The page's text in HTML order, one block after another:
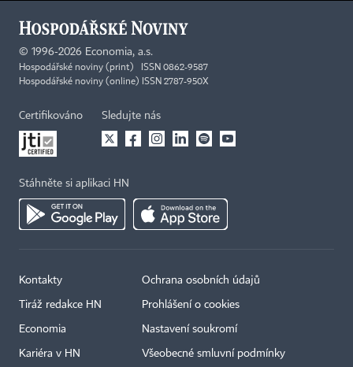
© 1996-2026 Economia, a.s.
Hospodářské noviny (print) ISSN 0862-9587
Hospodářské noviny (online) ISSN 2787-950X
Certifikováno Sledujte nás
Stáhněte si aplikaci HN
Kontakty
Tiráž redakce HN
Economia
Kariéra v HN
Ochrana osobních údajů
Prohlášení o cookies
Nastavení soukromí
Všeobecné smluvní podmínky